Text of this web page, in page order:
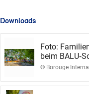
Downloads
Foto:
beim
© Borouge